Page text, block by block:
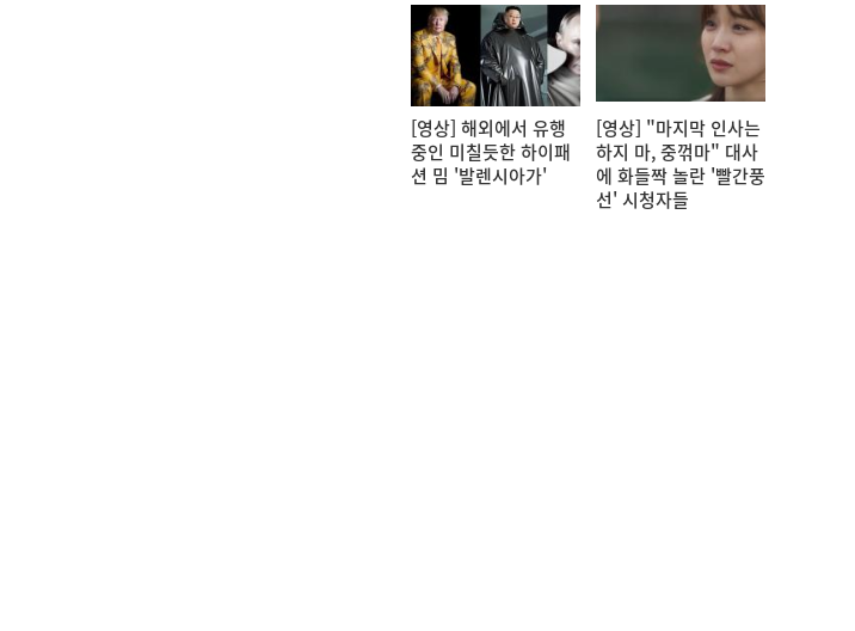
[영상] 해외에서 유행
중인 미칠듯한 하이패
션 밈 '발렌시아가'
[영상] "마지막 인사는
하지 마, 중꺾마" 대사
에 화들짝 놀란 '빨간풍
선' 시청자들